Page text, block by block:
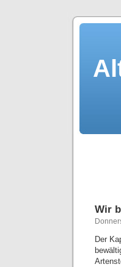
Wir
Der